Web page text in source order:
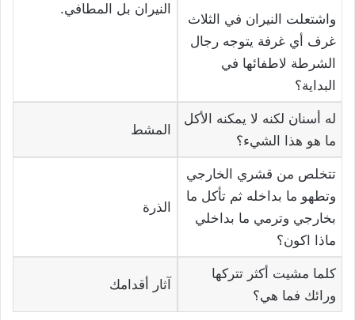
واشتعلت النيران في الثلاث
غرف أي غرفة يتوجه رجال
الشرطة لاطفائها في
البداية؟
النيران بل المطافي.
له أسنان لكنه لا يمكنه الأكل
ما هو هذا الشيء؟
المشط
تتخلص من قشري الخارجي
وتطهو ما بداخله ثم تأكل ما
بخارجي وترمي ما بداخلي
ماذا اكون؟
الذرة
كلما مشيت أكثر تتركها
ورائك فما هي؟
آثار أقدامك